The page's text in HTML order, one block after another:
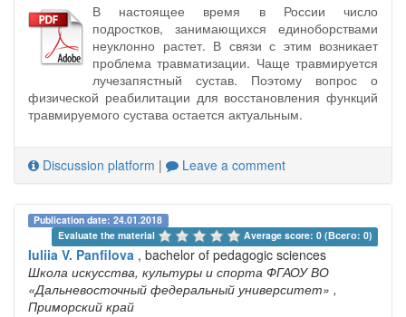
В настоящее время в России число
подростков, занимающихся единоборствами
неуклонно растет. В связи с этим возникает
проблема травматизации. Чаще травмируется
лучезапястный сустав. Поэтому вопрос о
физической реабилитации для восстановления функций
травмируемого сустава остается актуальным.
Discussion platform | Leave a comment
Publication date: 24.01.2018
Evaluate the material
Average score: 0 (Всего: 0)
Iuliia V. Panfilova , bachelor of pedagogic sciences
Школа искусства, культуры и спорта ФГАОУ ВО
«Дальневосточный федеральный университет» ,
Приморский край